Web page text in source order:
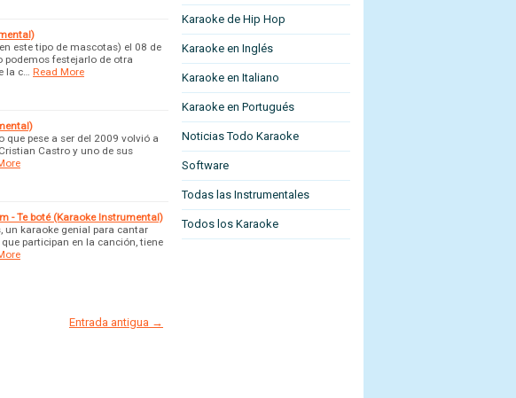
este tipo de mascotas) el 08 de
podemos festejarlo de otra
c…
Read More
que pese a ser del 2009 volvió a
Castro y uno de sus
- Te boté (Karaoke Instrumental)
un karaoke genial para cantar
participan en la canción, tiene
Entrada antigua →
Karaoke de Hip Hop
Karaoke en Inglés
Karaoke en Italiano
Karaoke en Portugués
Noticias Todo Karaoke
Software
Todas las Instrumentales
Todos los Karaoke